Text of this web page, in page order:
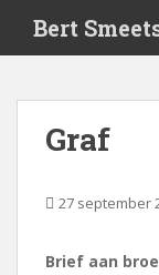
i
Bert
Graf
27 september
Brief aan